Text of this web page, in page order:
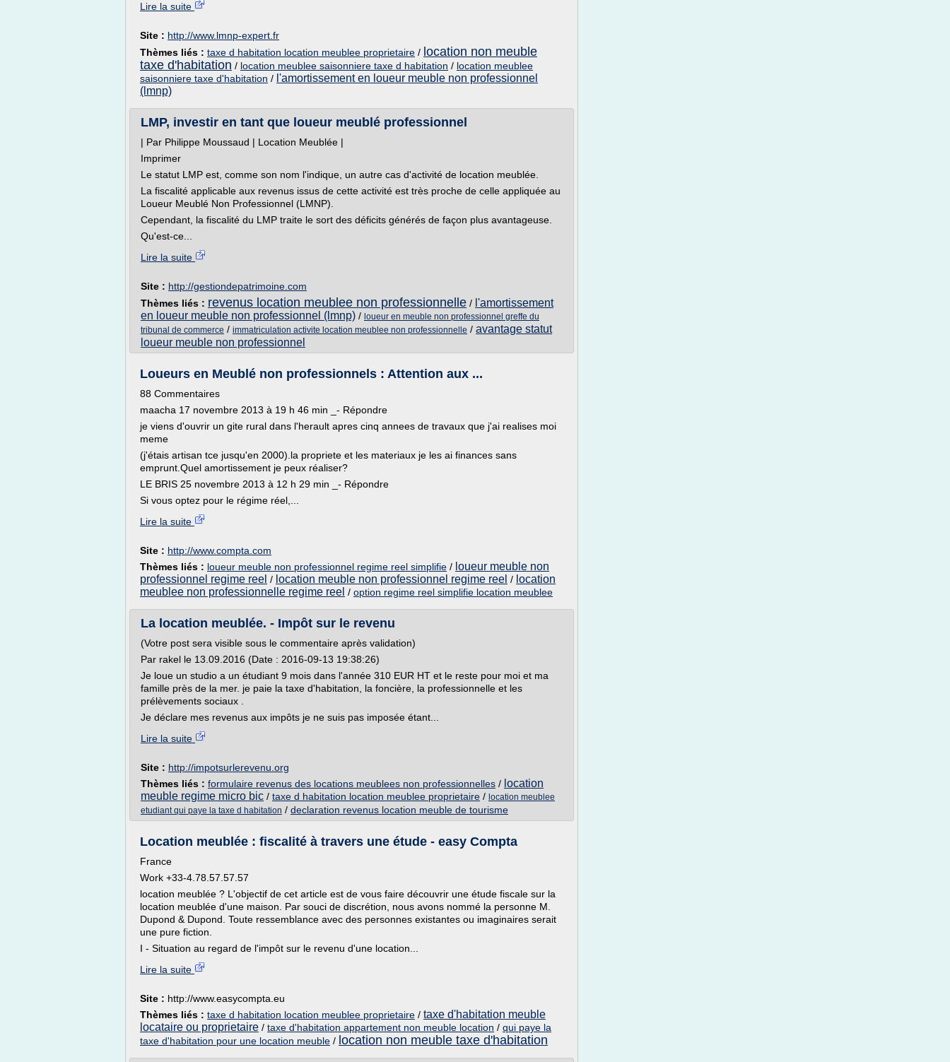
Lire la suite
Site : http://www.lmnp-expert.fr
Thèmes liés : taxe d habitation location meublee proprietaire / location non meuble
taxe d'habitation / location meublee saisonniere taxe d habitation / location meublee
saisonniere taxe d'habitation / l'amortissement en loueur meuble non professionnel
(lmnp)
LMP, investir en tant que loueur meublé professionnel
| Par Philippe Moussaud | Location Meublée |
Imprimer
Le statut LMP est, comme son nom l'indique, un autre cas d'activité de location meublée.
La fiscalité applicable aux revenus issus de cette activité est très proche de celle appliquée au
Loueur Meublé Non Professionnel (LMNP).
Cependant, la fiscalité du LMP traite le sort des déficits générés de façon plus avantageuse.
Qu'est-ce...
Lire la suite
Site : http://gestiondepatrimoine.com
Thèmes liés : revenus location meublee non professionnelle / l'amortissement
en loueur meuble non professionnel (lmnp) / loueur en meuble non professionnel greffe du
tribunal de commerce / immatriculation activite location meublee non professionnelle / avantage statut
loueur meuble non professionnel
Loueurs en Meublé non professionnels : Attention aux ...
88 Commentaires
maacha 17 novembre 2013 à 19 h 46 min _- Répondre
je viens d'ouvrir un gite rural dans l'herault apres cinq annees de travaux que j'ai realises moi
meme
(j'étais artisan tce jusqu'en 2000).la propriete et les materiaux je les ai finances sans
emprunt.Quel amortissement je peux réaliser?
LE BRIS 25 novembre 2013 à 12 h 29 min _- Répondre
Si vous optez pour le régime réel,...
Lire la suite
Site : http://www.compta.com
Thèmes liés : loueur meuble non professionnel regime reel simplifie / loueur meuble non
professionnel regime reel / location meuble non professionnel regime reel / location
meublee non professionnelle regime reel / option regime reel simplifie location meublee
La location meublée. - Impôt sur le revenu
(Votre post sera visible sous le commentaire après validation)
Par rakel le 13.09.2016 (Date : 2016-09-13 19:38:26)
Je loue un studio a un étudiant 9 mois dans l'année 310 EUR HT et le reste pour moi et ma
famille près de la mer. je paie la taxe d'habitation, la foncière, la professionnelle et les
prélèvements sociaux .
Je déclare mes revenus aux impôts je ne suis pas imposée étant...
Lire la suite
Site : http://impotsurlerevenu.org
Thèmes liés : formulaire revenus des locations meublees non professionnelles / location
meuble regime micro bic / taxe d habitation location meublee proprietaire / location meublee
etudiant qui paye la taxe d habitation / declaration revenus location meuble de tourisme
Location meublée : fiscalité à travers une étude - easy Compta
France
Work +33-4.78.57.57.57
location meublée ? L'objectif de cet article est de vous faire découvrir une étude fiscale sur la
location meublée d'une maison. Par souci de discrétion, nous avons nommé la personne M.
Dupond & Dupond. Toute ressemblance avec des personnes existantes ou imaginaires serait
une pure fiction.
I - Situation au regard de l'impôt sur le revenu d'une location...
Lire la suite
Site : http://www.easycompta.eu
Thèmes liés : taxe d habitation location meublee proprietaire / taxe d'habitation meuble
locataire ou proprietaire / taxe d'habitation appartement non meuble location / qui paye la
taxe d'habitation pour une location meuble / location non meuble taxe d'habitation